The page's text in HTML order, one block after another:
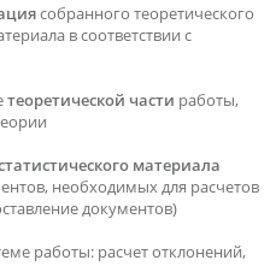
собранного теоретического
в соответствии с
теоретической части работы,
материала
необходимых для расчетов
документов)
работы: расчет отклонений,